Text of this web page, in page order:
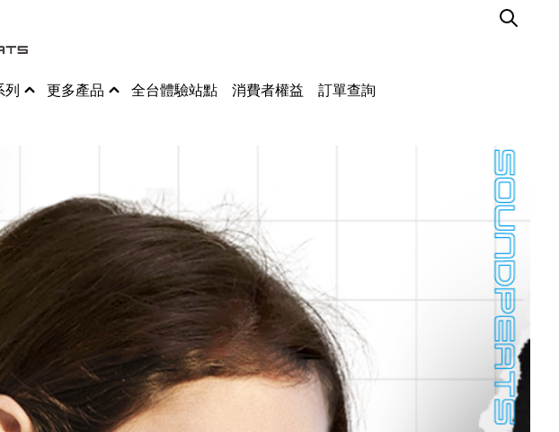
列 更多產品 全台體驗站點 消費者權益 訂單查詢